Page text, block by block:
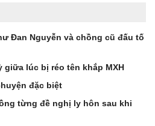
Đan Nguyễn và chồng cũ đấu tố
giữa lúc bị réo tên khắp MXH
đặc biệt
từng đề nghị ly hôn sau khi